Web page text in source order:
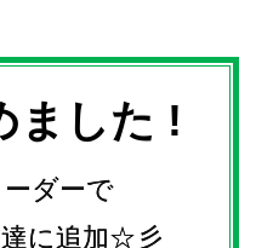
ました !
ダーで
に追加☆彡